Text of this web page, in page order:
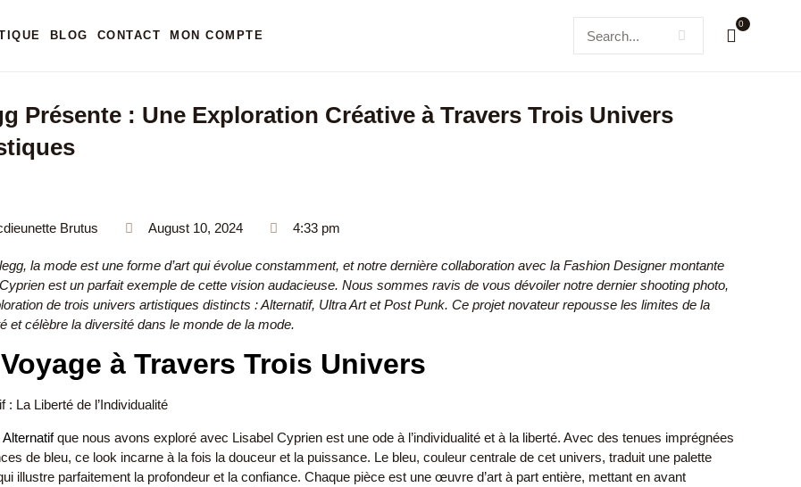
BLOG CONTACT MON COMPTE
0
Présente : Une Exploration Créative à Travers Trois Univers
Brutus August 10, 2024 4:33 pm
la mode est une forme d’art qui évolue constamment, et notre dernière collaboration avec la Fashion Designer montante
est un parfait exemple de cette vision audacieuse. Nous sommes ravis de vous dévoiler notre dernier shooting photo,
de trois univers artistiques distincts : Alternatif, Ultra Art et Post Punk. Ce projet novateur repousse les limites de la
et célèbre la diversité dans le monde de la mode.
à Travers Trois Univers
: La Liberté de l’Individualité
Alternatifque nous avons exploré avec Lisabel Cyprien est une ode à l’individualité et à la liberté. Avec des tenues imprégnées
de bleu, ce look incarne à la fois la douceur et la puissance. Le bleu, couleur centrale de cet univers, traduit une palette
illustre parfaitement la profondeur et la confiance. Chaque pièce est une œuvre d’art à part entière, mettant en avant